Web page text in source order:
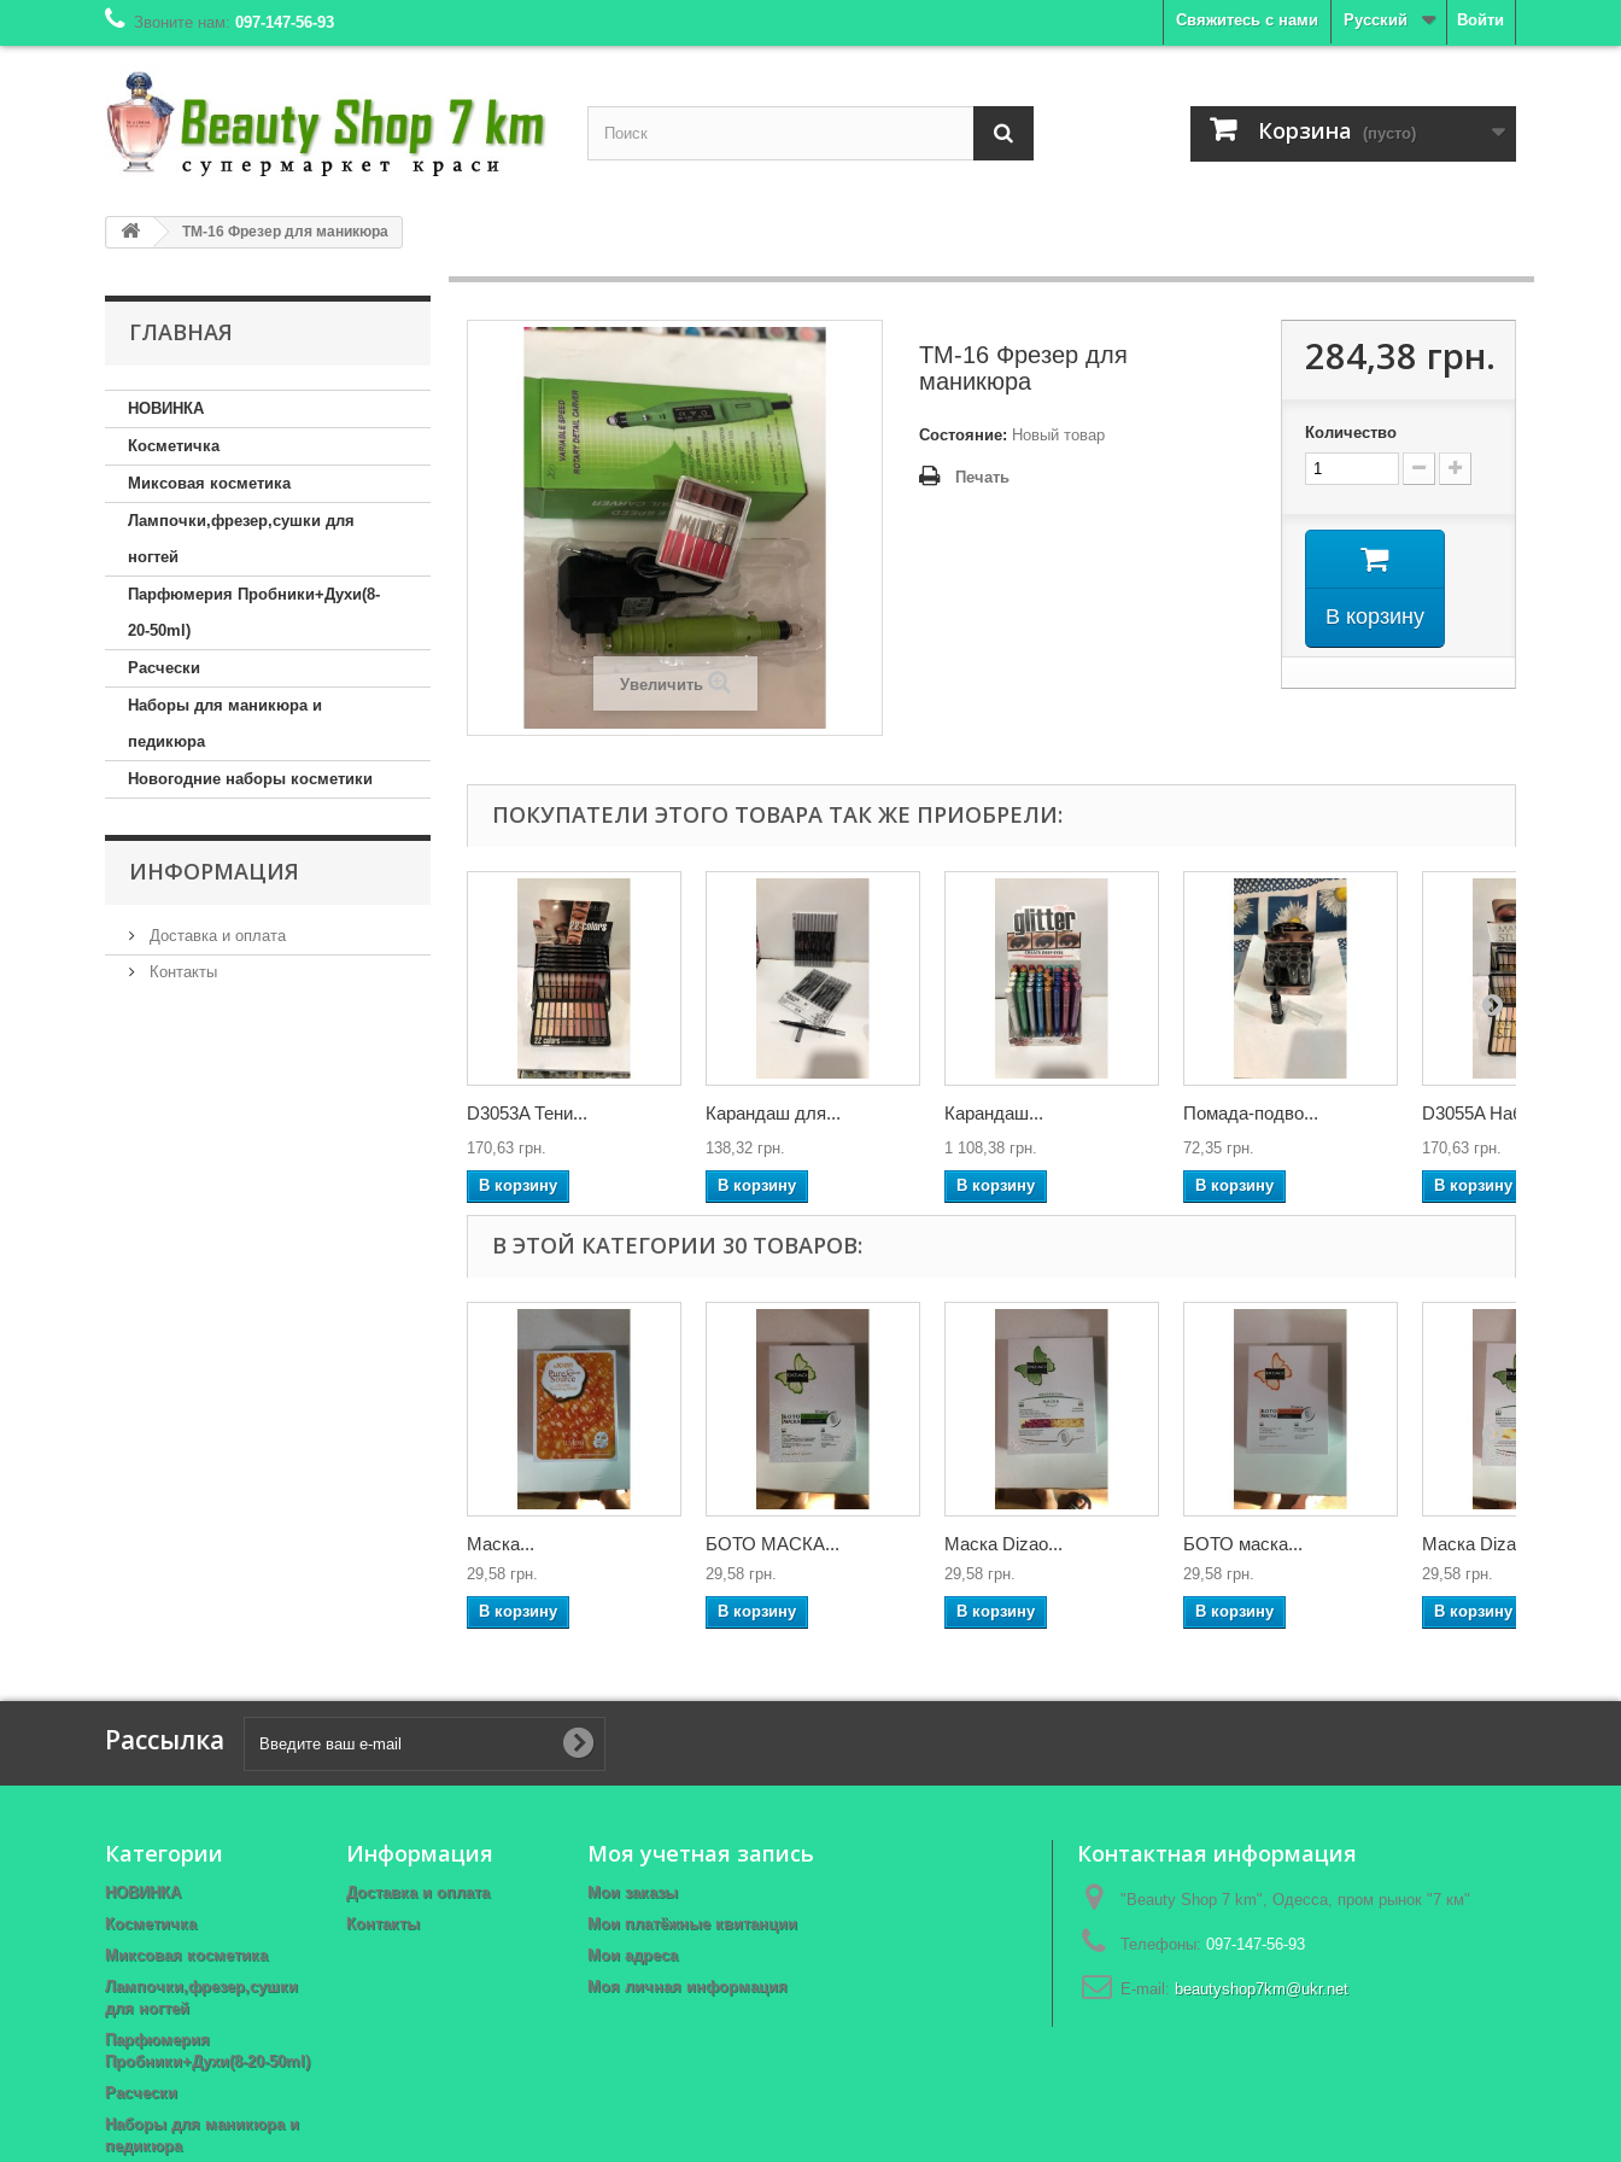
Войти
Русский
Свяжитесь с нами
Звоните нам: 097-147-56-93
Корзина (пусто)
TM-16 Фрезер для маникюра
ГЛАВНАЯ
НОВИНКА
Косметичка
Миксовая косметика
Лампочки,фрезер,сушки для
ногтей
Парфюмерия Пробники+Духи(8-
20-50ml)
Расчески
Наборы для маникюра и
педикюра
Новогодние наборы косметики
ИНФОРМАЦИЯ
Доставка и оплата
Контакты
Увеличить
TM-16 Фрезер для
маникюра
Состояние: Новый товар
Печать
284,38 грн.
Количество
В корзину
ПОКУПАТЕЛИ ЭТОГО ТОВАРА ТАК ЖЕ ПРИОБРЕЛИ:
D3053A Тени...
170,63 грн.
В корзину
Карандаш для...
138,32 грн.
В корзину
Карандаш...
1 108,38 грн.
В корзину
Помада-подво...
72,35 грн.
В корзину
D3055A Набор...
170,63 грн.
В корзину
В ЭТОЙ КАТЕГОРИИ 30 ТОВАРОВ:
Маска...
29,58 грн.
В корзину
БОТО МАСКА...
29,58 грн.
В корзину
Маска Dizao...
29,58 грн.
В корзину
БОТО маска...
29,58 грн.
В корзину
Маска Dizao...
29,58 грн.
В корзину
Рассылка
Категории
НОВИНКА
Косметичка
Миксовая косметика
Лампочки,фрезер,сушки
для ногтей
Парфюмерия
Пробники+Духи(8-20-50ml)
Расчески
Наборы для маникюра и
педикюра
Информация
Доставка и оплата
Контакты
Моя учетная запись
Мои заказы
Мои платёжные квитанции
Мои адреса
Моя личная информация
Контактная информация
"Beauty Shop 7 km", Одесса, пром рынок "7 км"
Телефоны: 097-147-56-93
E-mail: beautyshop7km@ukr.net